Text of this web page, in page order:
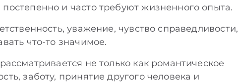
и часто требуют жизненного опыта.
уважение, чувство справедливости,
что-то значимое.
не только как романтическое
заботу, принятие другого человека и